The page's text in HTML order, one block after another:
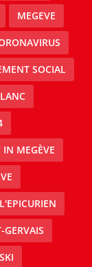
MEGEVE
SOCIAL
IN MEGÈVE
GERVAIS
SKI